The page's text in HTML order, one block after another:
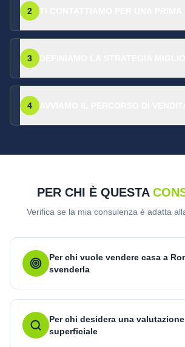
2
3
4
PER CHI È QUESTA
Verifica se la mia consulenza è adatta
Per chi vuole vendere casa a
svenderla
Per chi desidera una
superficiale